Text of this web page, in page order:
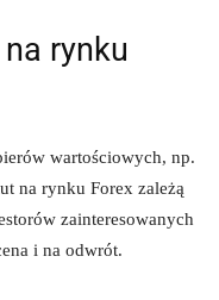
rynku
wartościowych, np.
na rynku Forex zależą
zainteresowanych
i na odwrót.